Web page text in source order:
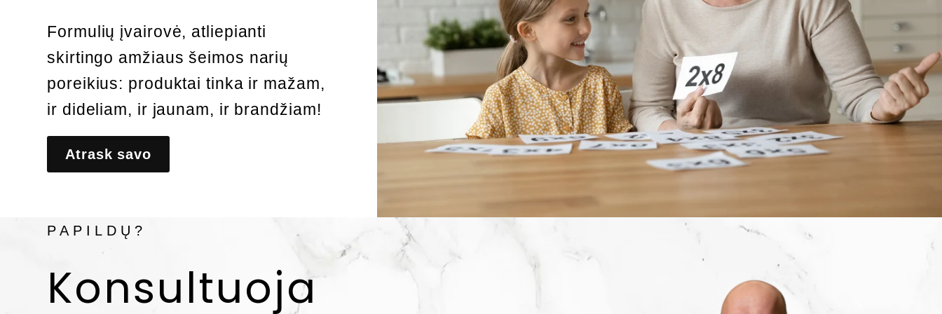
Formulių įvairovė, atliepianti
skirtingo amžiaus šeimos narių
poreikius: produktai tinka ir mažam,
ir dideliam, ir jaunam, ir brandžiam!
Atrask savo
PAPILDŲ?
Konsultuoja